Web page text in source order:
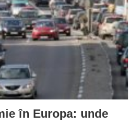
în Europa: unde